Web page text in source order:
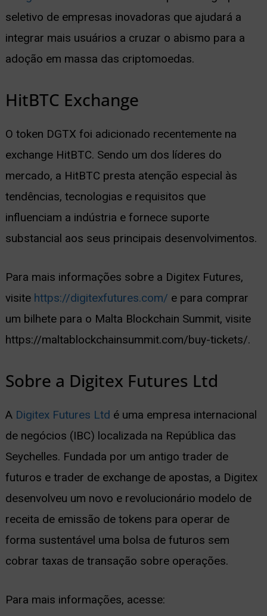
seletivo de empresas inovadoras que ajudará a
integrar mais usuários a cruzar o abismo para a
adoção em massa das criptomoedas.
HitBTC Exchange
O token DGTX foi adicionado recentemente na
exchange HitBTC. Sendo um dos líderes do
mercado, a HitBTC presta atenção especial às
tendências, tecnologias e requisitos que
influenciam a indústria e fornece suporte
substancial aos seus principais desenvolvimentos.
Para mais informações sobre a Digitex Futures,
visite https://digitexfutures.com/ e para comprar
um bilhete para o Malta Blockchain Summit, visite
https://maltablockchainsummit.com/buy-tickets/.
Sobre a Digitex Futures Ltd
A Digitex Futures Ltd é uma empresa internacional
de negócios (IBC) localizada na República das
Seychelles. Fundada por um antigo trader de
futuros e trader de exchange de apostas, a Digitex
desenvolveu um novo e revolucionário modelo de
receita de emissão de tokens para operar de
forma sustentável uma bolsa de futuros sem
cobrar taxas de transação sobre operações.
Para mais informações, acesse: